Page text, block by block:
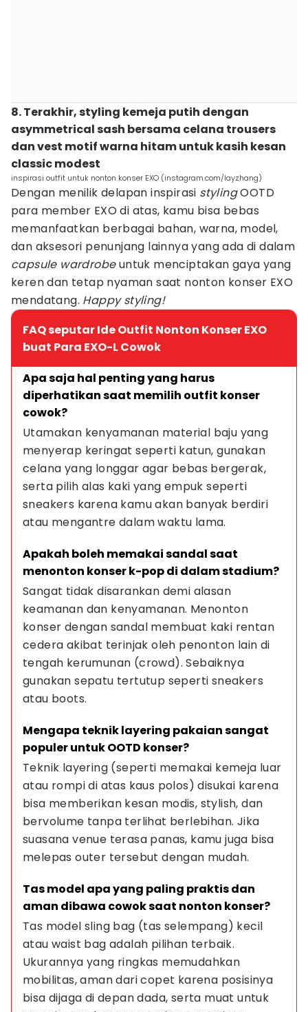
8. Terakhir, styling kemeja putih dengan
asymmetrical sash bersama celana trousers
dan vest motif warna hitam untuk kasih kesan
classic modest
inspirasi outfit untuk nonton konser EXO (instagram.com/layzhang)
Dengan menilik delapan inspirasi stylingOOTD
para member EXO di atas, kamu bisa bebas
memanfaatkan berbagai bahan, warna, model,
dan aksesori penunjang lainnya yang ada di dalam
capsule wardrobeuntuk menciptakan gaya yang
keren dan tetap nyaman saat nonton konser EXO
mendatang. Happy styling!
FAQ seputar Ide Outfit Nonton Konser EXO
buat Para EXO-L Cowok
Apa saja hal penting yang harus
diperhatikan saat memilih outfit konser
cowok?
Utamakan kenyamanan material baju yang
menyerap keringat seperti katun, gunakan
celana yang longgar agar bebas bergerak,
serta pilih alas kaki yang empuk seperti
sneakers karena kamu akan banyak berdiri
atau mengantre dalam waktu lama.
Apakah boleh memakai sandal saat
menonton konser k-pop di dalam stadium?
Sangat tidak disarankan demi alasan
keamanan dan kenyamanan. Menonton
konser dengan sandal membuat kaki rentan
cedera akibat terinjak oleh penonton lain di
tengah kerumunan (crowd). Sebaiknya
gunakan sepatu tertutup seperti sneakers
atau boots.
Mengapa teknik layering pakaian sangat
populer untuk OOTD konser?
Teknik layering (seperti memakai kemeja luar
atau rompi di atas kaus polos) disukai karena
bisa memberikan kesan modis, stylish, dan
bervolume tanpa terlihat berlebihan. Jika
suasana venue terasa panas, kamu juga bisa
melepas outer tersebut dengan mudah.
Tas model apa yang paling praktis dan
aman dibawa cowok saat nonton konser?
Tas model sling bag (tas selempang) kecil
atau waist bag adalah pilihan terbaik.
Ukurannya yang ringkas memudahkan
mobilitas, aman dari copet karena posisinya
bisa dijaga di depan dada, serta muat untuk